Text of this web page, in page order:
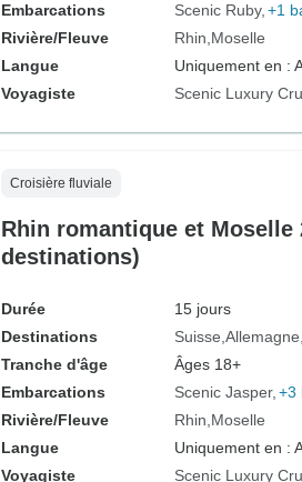
Embarcations
Scenic Ruby +1
Rivière/Fleuve
Rhin Moselle
Langue
Uniquement en :
Voyagiste
Scenic Luxury
Croisière fluviale
Rhin romantique et Moselle
destinations)
Durée
15 jours
Destinations
Suisse Allemagne
Tranche d'âge
Âges 18+
Embarcations
Scenic Jasper +3
Rivière/Fleuve
Rhin Moselle
Langue
Uniquement en :
Voyagiste
Scenic Luxury